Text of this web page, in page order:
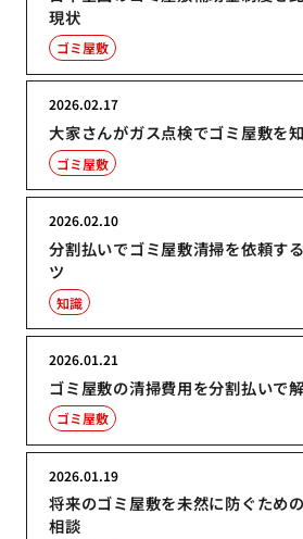
現状
ゴミ屋敷
大家さんがガス点検でゴミ屋敷を
2026.02.17
ゴミ屋敷
分割払いでゴミ屋敷清掃を依頼す
ツ
2026.02.10
知識
ゴミ屋敷の清掃費用を分割払いで
2026.01.21
ゴミ屋敷
将来のゴミ屋敷を未然に防ぐため
相談
2026.01.19